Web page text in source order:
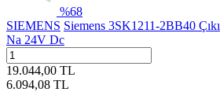
%68
SIEMENS Siemens 3SK1211-2BB40
Na 24V Dc
19.044,00 TL
6.094,08 TL